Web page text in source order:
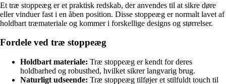
Et træ stoppeæg er et praktisk redskab, der anvendes til at sikre døre
eller vinduer fast i en åben position. Disse stoppeæg er normalt lavet af
holdbart træmateriale og kommer i forskellige designs og størrelser.
Fordele ved træ stoppeæg
Holdbart materiale: Træ stoppeæg er kendt for deres
holdbarhed og robusthed, hvilket sikrer langvarig brug.
Naturligt udseende: Træ stoppeæg tilføjer et stilfuldt touch til